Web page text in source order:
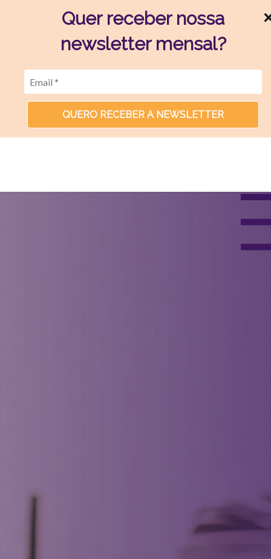
Quer receber nossa
newsletter mensal?
QUERO RECEBER A NEWSLETTER